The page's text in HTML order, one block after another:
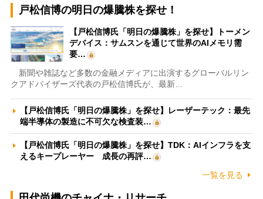
戸松信博の明日の爆騰株を探せ！
【戸松信博氏「明日の爆騰株」を探せ】トーメン
デバイス：サムスンを通じて世界のAIメモリ需
要…
新聞や雑誌など多数の金融メディアに出演するグローバルリン
クアドバイザーズ代表の戸松信博氏が、最新…
【戸松信博氏「明日の爆騰株」を探せ】レーザーテック：最先
端半導体の製造に不可欠な検査装…
【戸松信博氏「明日の爆騰株」を探せ】TDK：AIインフラを支
えるキープレーヤー 成長の再評…
一覧を見る